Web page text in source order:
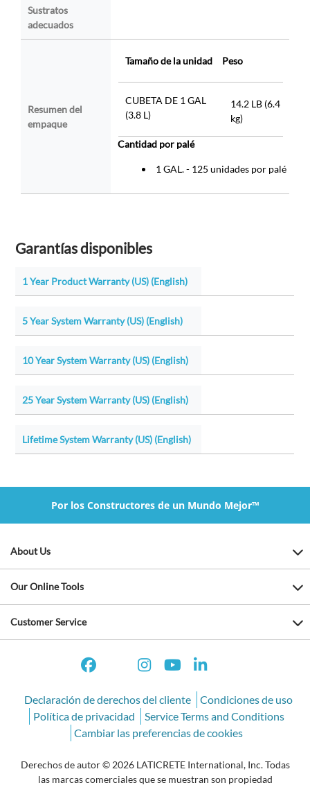
Sustratos
adecuados
Resumen del
empaque
Tamaño de la unidad Peso
CUBETA DE 1 GAL
(3.8 L)
14.2 LB (6.4
kg)
Cantidad por palé
1 GAL. - 125 unidades por palé
Garantías disponibles
1 Year Product Warranty (US) (English)
5 Year System Warranty (US) (English)
10 Year System Warranty (US) (English)
25 Year System Warranty (US) (English)
Lifetime System Warranty (US) (English)
Por los Constructores de un Mundo Mejor™
About Us
Our Online Tools
Customer Service
Declaración de derechos del cliente
Condiciones de uso
Política de privacidad
Service Terms and Conditions
Cambiar las preferencias de cookies
Derechos de autor © 2026 LATICRETE International, Inc. Todas
las marcas comerciales que se muestran son propiedad